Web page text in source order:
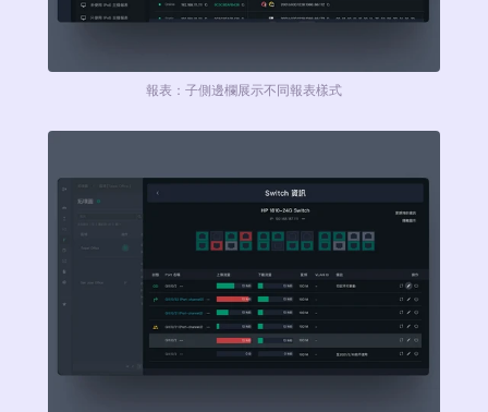
報表：子側邊欄展示不同報表樣式